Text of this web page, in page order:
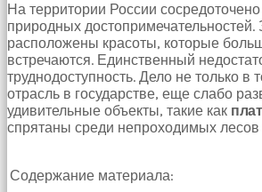
sözleşiyorlar
altyazılı
porno
Arkadaşımın
evine
takılmaya
gittiğimde
tombul
bakmaktan
На территории России
природных достопримечательностей.
расположены красоты, которые
встречаются. Единственный
труднодоступность. Дело не только в
отрасль в государстве, еще слабо
удивительные объекты, такие как
спрятаны среди непроходимых лесов
Содержание материала: